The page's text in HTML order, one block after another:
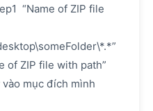
“Name of ZIP file
of ZIP file with path”
vào mục đích mình